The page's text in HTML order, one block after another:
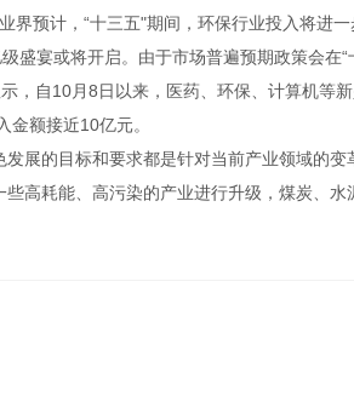
预计，“十三五"期间，环保行业投入将进一
盛宴或将开启。由于市场普遍预期政策会在
，自10月8日以来，医药、环保、计算机等
额接近10亿元。
展的目标和要求都是针对当前产业领域的变
高耗能、高污染的产业进行升级，煤炭、水